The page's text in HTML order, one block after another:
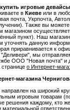
игровые
в Киеве или в
почта, Укрпочта,
Также вы можете
магазином
пункт). Наш
уточнять данную
приравнивается к
мы
ООО "Новая почта" и
странице о Интернет-
магазина
на широкий
игровым товарам
решения каждому, кто
материальной